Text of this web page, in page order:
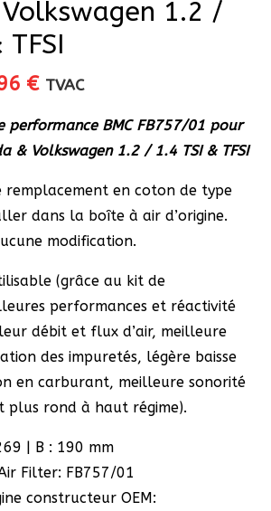
1.2 /
:
€.
€Le
actuel
est :
82,96 €.
TVAC
performance BMC FB757/01 pour
& Volkswagen 1.2 / 1.4 TSI & TFSI
remplacement en coton de type
dans la boîte à air d’origine.
modification.
(grâce au kit de
performances et réactivité
débit et flux d’air, meilleure
des impuretés, légère baisse
en carburant, meilleure sonorité
plus rond à haut régime).
| B : 190 mm
Filter: FB757/01
constructeur OEM: